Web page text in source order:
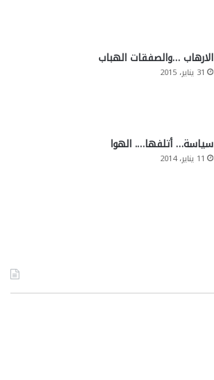
الارهاب …والصفقات الهباب
31 يناير، 2015
سياسة… أتلفها…. الهوا
11 يناير، 2014